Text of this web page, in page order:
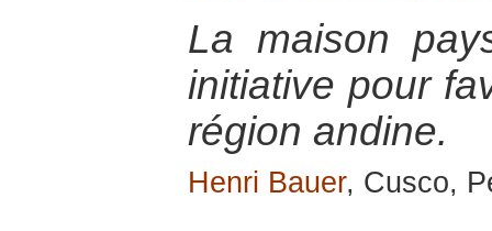
La maison
initiative pour
région andine.
Henri Bauer, Cusco,